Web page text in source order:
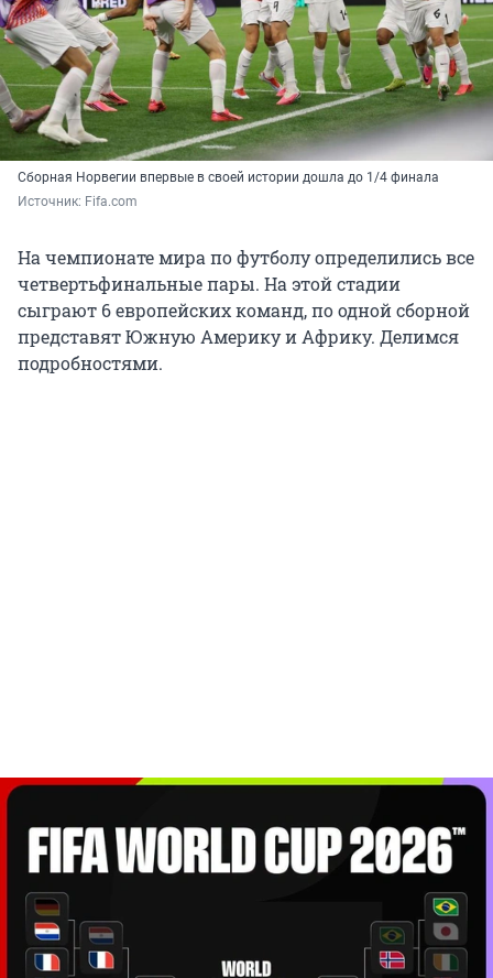
Сборная Норвегии впервые в своей истории дошла до 1/4 финала
Источник: Fifa.com
На чемпионате мира по футболу определились все
четвертьфинальные пары. На этой стадии
сыграют 6 европейских команд, по одной сборной
представят Южную Америку и Африку. Делимся
подробностями.